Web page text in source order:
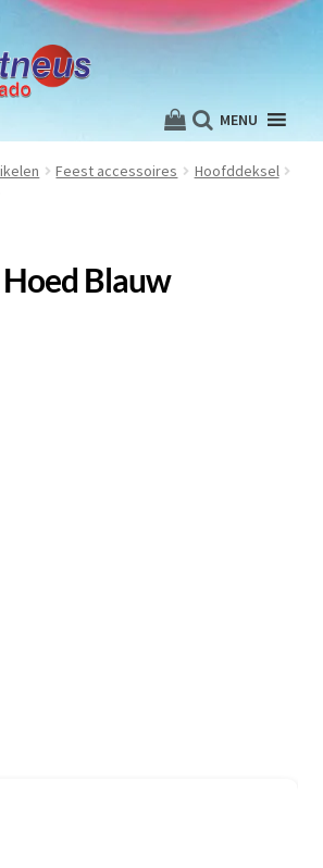
MENU
Feest accessoires
Hoofddeksel
Blauw